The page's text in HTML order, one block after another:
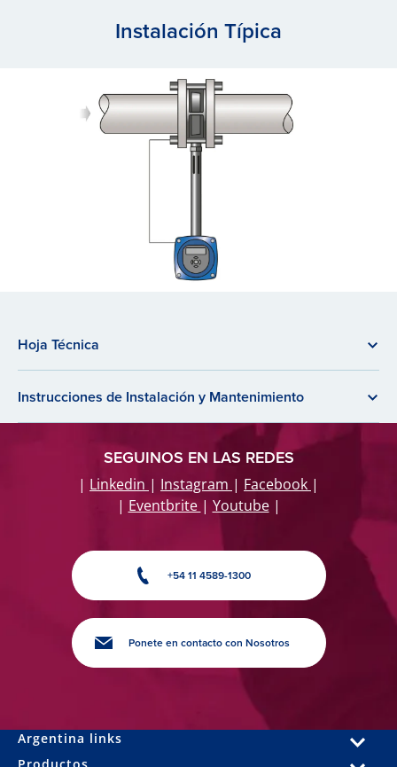
Instalación Típica
Hoja Técnica
Instrucciones de Instalación y Mantenimiento
SEGUINOS EN LAS REDES
| Linkedin | Instagram | Facebook |
| Eventbrite | Youtube|
+54 11 4589-1300
Ponete en contacto con Nosotros
Argentina links